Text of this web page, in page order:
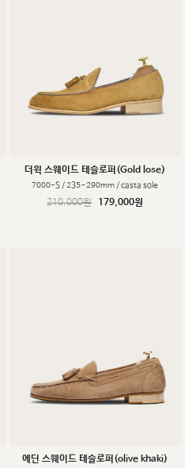
더윅 스웨이드 테슬로퍼(Gold lose)
7000-S / 235~290mm / casta sole
210,000원 179,000원
에딘 스웨이드 테슬로퍼(olive khaki)